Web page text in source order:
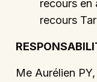
recours en
recours
Me Aurélien